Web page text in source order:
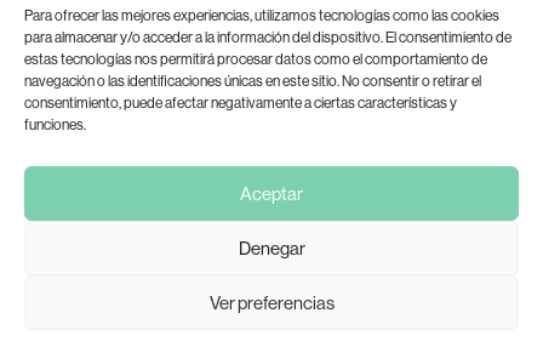
Para ofrecer las mejores experiencias, utilizamos tecnologías como las cookies
para almacenar y/o acceder a la información del dispositivo. El consentimiento de
estas tecnologías nos permitirá procesar datos como el comportamiento de
navegación o las identificaciones únicas en este sitio. No consentir o retirar el
consentimiento, puede afectar negativamente a ciertas características y
funciones.
Aceptar
Denegar
Ver preferencias
través deinfo@marplataforma.org.
Aviso legal